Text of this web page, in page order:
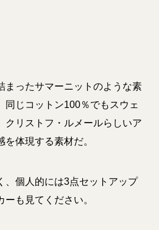
まったサマーニットのような素
同じコットン100％でもスウェ
クリストフ・ルメールらしいア
体現する素材だ。
、個人的には3点セットアップ
も見てください。